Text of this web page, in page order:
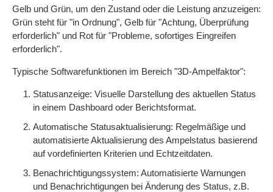
Gelb und Grün, um den Zustand oder die Leistung anzuzeigen:
Grün steht für "in Ordnung", Gelb für "Achtung, Überprüfung
erforderlich" und Rot für "Probleme, sofortiges Eingreifen
erforderlich".
Typische Softwarefunktionen im Bereich "3D-Ampelfaktor":
Statusanzeige: Visuelle Darstellung des aktuellen Status
in einem Dashboard oder Berichtsformat.
Automatische Statusaktualisierung: Regelmäßige und
automatisierte Aktualisierung des Ampelstatus basierend
auf vordefinierten Kriterien und Echtzeitdaten.
Benachrichtigungssystem: Automatisierte Warnungen
und Benachrichtigungen bei Änderung des Status, z.B.